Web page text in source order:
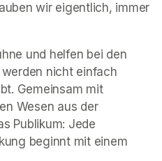
wir eigentlich, immer
und helfen bei den
nicht einfach
Gemeinsam mit
Wesen aus der
Publikum: Jede
beginnt mit einem